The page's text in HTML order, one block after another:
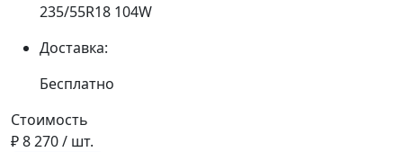
235/55R18 104W
Доставка:
Бесплатно
Стоимость
₽ 8 270/ шт.